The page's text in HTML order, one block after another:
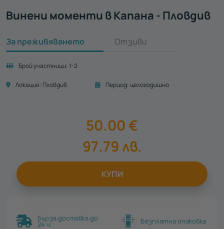
Винени моменти в Капана - Пловдив
За преживяването Отзиви
Брой участници: 1-2
Локация: Пловдив Период:целогодишно
50.00 €
97.79лв.
КУПИ
Бърза доставка до
24 ч. Безплатна опаковка